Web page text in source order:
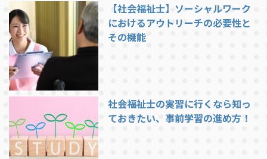
【社会福祉士】ソーシャルワーク
におけるアウトリーチの必要性と
その機能
社会福祉士の実習に行くなら知っ
ておきたい、事前学習の進め方！